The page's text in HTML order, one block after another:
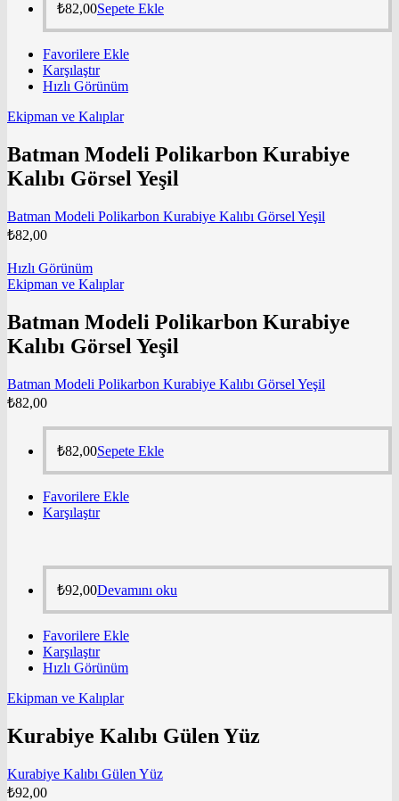
₺82,00Sepete Ekle
Favorilere Ekle
Karşılaştır
Hızlı Görünüm
Ekipman ve Kalıplar
Batman Modeli Polikarbon Kurabiye
Kalıbı Görsel Yeşil
Batman Modeli Polikarbon Kurabiye Kalıbı Görsel Yeşil
₺82,00
Hızlı Görünüm
Ekipman ve Kalıplar
Batman Modeli Polikarbon Kurabiye
Kalıbı Görsel Yeşil
Batman Modeli Polikarbon Kurabiye Kalıbı Görsel Yeşil
₺82,00
₺82,00Sepete Ekle
Favorilere Ekle
Karşılaştır
₺92,00Devamını oku
Favorilere Ekle
Karşılaştır
Hızlı Görünüm
Ekipman ve Kalıplar
Kurabiye Kalıbı Gülen Yüz
Kurabiye Kalıbı Gülen Yüz
₺92,00